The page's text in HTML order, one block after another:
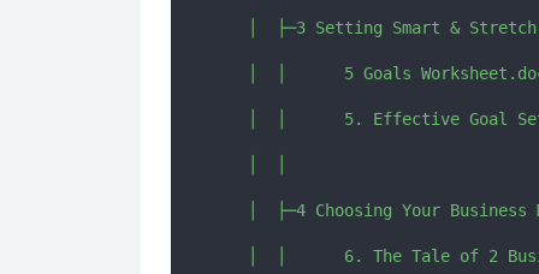
│  ├─3 Setting Smart &
│  │      5 Goals
│  │      5. Effective Goal
│  ├─4 Choosing Your Business
│  │      6. The Tale of 2